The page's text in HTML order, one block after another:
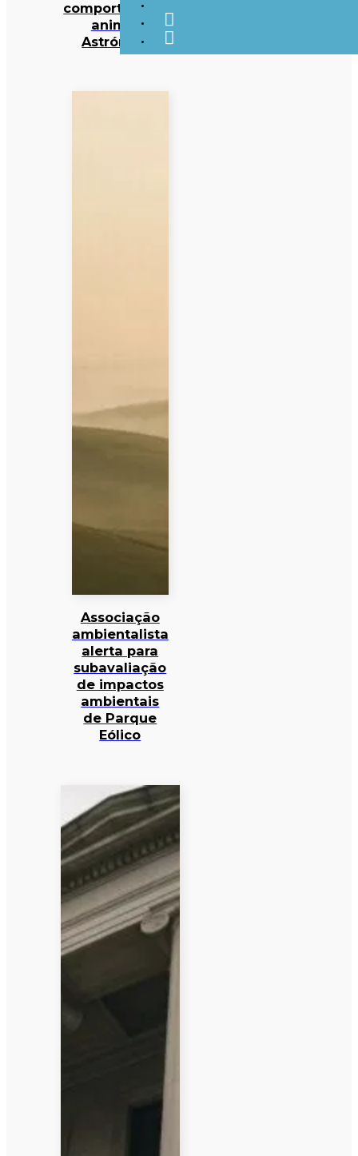
comportamento
animal –
Astrónoma
Associação
ambientalista
alerta para
subavaliação
de impactos
ambientais
de Parque
Eólico